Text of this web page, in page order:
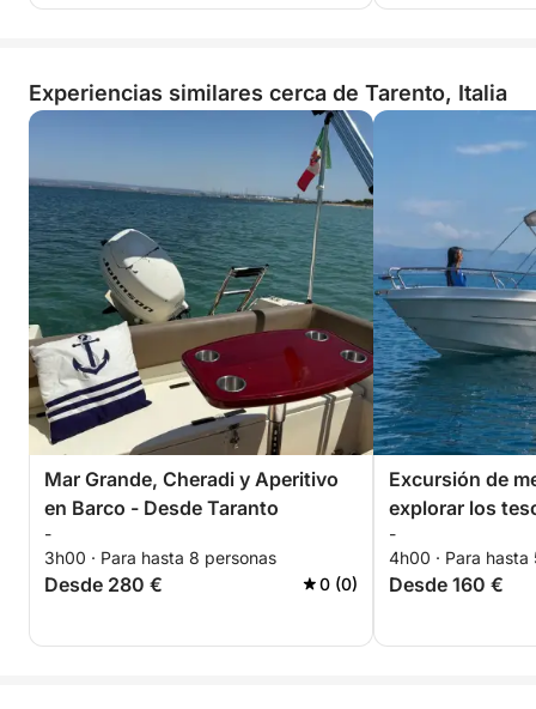
Experiencias similares cerca de Tarento, Italia
Mar Grande, Cheradi y Aperitivo
en Barco - Desde Taranto
-
3h00 · Para hasta 8 personas
Desde 280 € 0 (0)
Excursión de
explorar los
Golfo de
-
4h00 · Para hasta
Desde 160 €